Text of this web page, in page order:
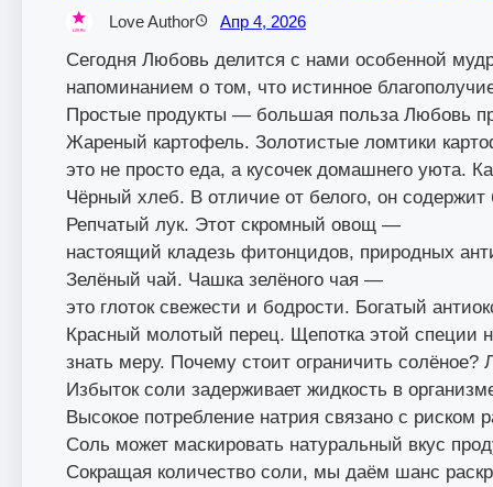
Love Author Апр 4, 2026
Сегодня Любовь делится с нами особенной
напоминанием о том, что истинное
Простые продукты — большая польза Любовь
Жареный картофель. Золотистые ломтики
это не просто еда, а кусочек домашнего уюта.
Чёрный хлеб. В отличие от белого, он
Репчатый лук. Этот скромный овощ —
настоящий кладезь фитонцидов, природных
Зелёный чай. Чашка зелёного чая —
это глоток свежести и бодрости. Богатый
Красный молотый перец. Щепотка этой специи
знать меру. Почему стоит ограничить
Избыток соли задерживает жидкость в
Высокое потребление натрия связано с риском
Соль может маскировать натуральный вкус
Сокращая количество соли, мы даём шанс